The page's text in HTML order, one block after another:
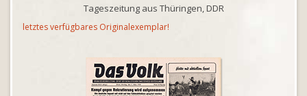
Tageszeitung aus Thüringen, DDR
letztes verfügbares Originalexemplar!